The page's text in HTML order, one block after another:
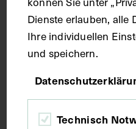
JULIUS WAGNER-
Dienste erlauben, alle
Ihre individuellen
und speichern.
Technisch